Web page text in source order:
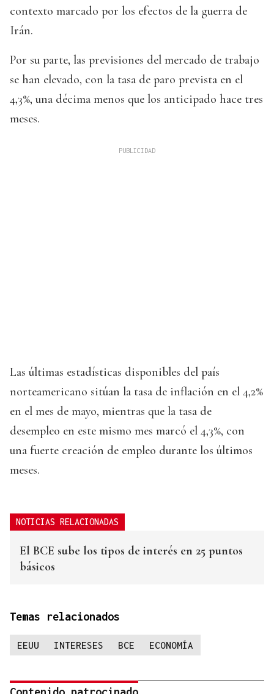
contexto marcado por los efectos de la guerra de
Irán.
Por su parte, las previsiones del mercado de trabajo
se han elevado, con la tasa de paro prevista en el
4,3%, una décima menos que los anticipado hace tres
meses.
Las últimas estadísticas disponibles del país
norteamericano sitúan la tasa de inflación en el 4,2%
en el mes de mayo, mientras que la tasa de
desempleo en este mismo mes marcó el 4,3%, con
una fuerte creación de empleo durante los últimos
meses.
NOTICIAS RELACIONADAS
El BCE sube los tipos de interés en 25 puntos
básicos
Temas relacionados
EEUU INTERESES BCE ECONOMÍA